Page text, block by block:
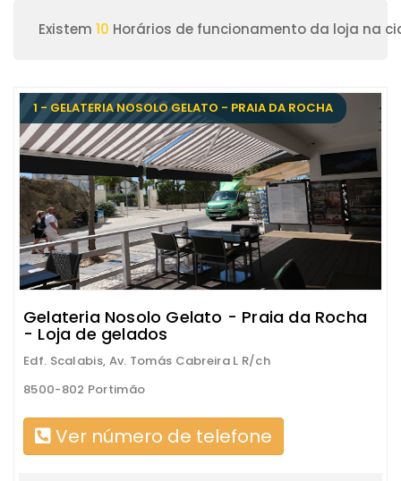
Existem 10 Horários de funcionamento da loja na
1 - GELATERIA NOSOLO GELATO - PRAIA DA ROCHA
Gelateria Nosolo Gelato - Praia da Rocha
- Loja de gelados
Edf. Scalabis, Av. Tomás Cabreira L R/ch
8500-802 Portimão
Ver número de telefone